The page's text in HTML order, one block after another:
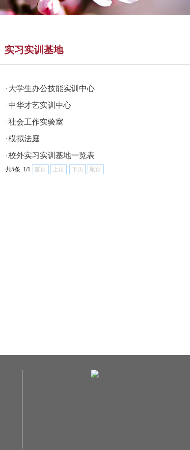
实习实训基地
· 大学生办公技能实训中心
· 中华才艺实训中心
· 社会工作实验室
· 模拟法庭
· 校外实习实训基地一览表
共5条 1/1 首页 上页 下页 尾页